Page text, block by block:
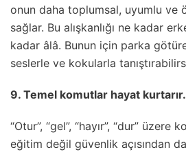
onun daha toplumsal, uyumlu ve
sağlar. Bu alışkanlığı ne kadar
kadar âlâ. Bunun için parka
seslerle ve kokularla
9. Temel komutlar hayat kurtarır.
“Otur”, “gel”, “hayır”, “dur” üzere
eğitim değil güvenlik açısından